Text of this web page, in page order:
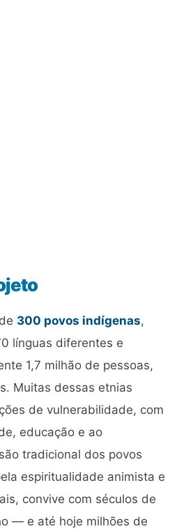
300 povos indígenas,
línguas diferentes e
1,7 milhão de pessoas,
Muitas dessas etnias
de vulnerabilidade, com
educação e ao
tradicional dos povos
espiritualidade animista e
convive com séculos de
— e até hoje milhões de